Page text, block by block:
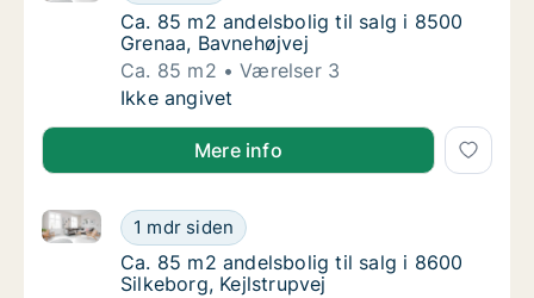
Ca. 85 m2 andelsbolig til salg i 8500
Ca. 85 m2 andelsbolig til salg i 8500
Grenaa, Bavnehøjvej
Ca. 85 m2
Værelser 3
Ca. 85 m2 andelsbolig til salg i 8500
Ikke angivet
Mere info
Ca. 85 m2 andelsbolig til salg i 8600
1 mdr siden
Ca. 85 m2 andelsbolig til salg i 8600 Silkeborg,
Ca. 85 m2 andelsbolig til salg i 8600
Ca. 85 m2 andelsbolig til salg i 8600
Silkeborg, Kejlstrupvej